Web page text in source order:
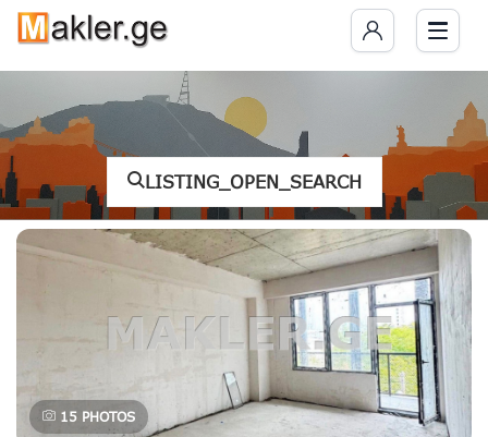
LISTING_OPEN_SEARCH
15 PHOTOS